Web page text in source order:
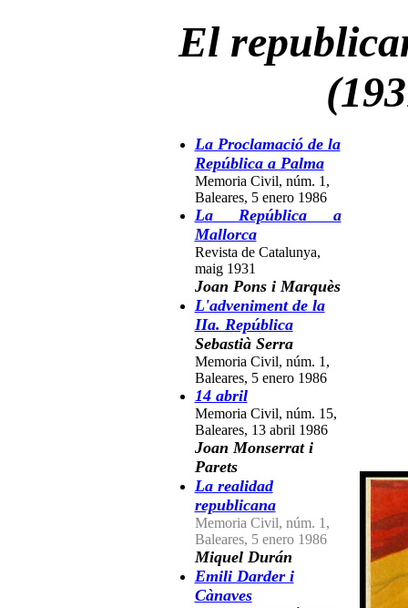
El
La Proclamació de la
República a Palma
Memoria Civil, núm. 1,
Baleares, 5 enero 1986
La República a
Mallorca
Revista de Catalunya,
maig 1931
Joan Pons i Marquès
L'adveniment de la
IIa. República
Sebastià Serra
Memoria Civil, núm. 1,
Baleares, 5 enero 1986
14 abril
Memoria Civil, núm. 15,
Baleares, 13 abril 1986
Joan Monserrat i
Parets
La realidad
republicana
Memoria Civil, núm. 1,
Baleares, 5 enero 1986
Miquel Durán
Emili Darder i
Cànaves